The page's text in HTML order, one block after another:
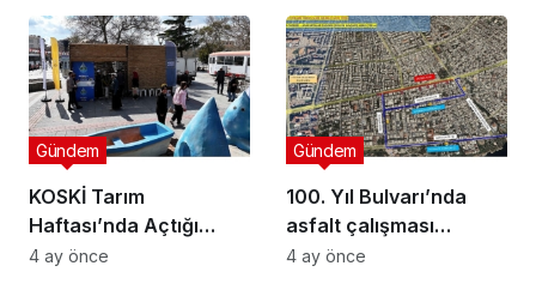
Cinsiyet Eşitliği
Semineri
KOSKİ Tarım
Haftası’nda Açtığı
Stantta Su Tasarrufu
Gündem
4 ay önce
100. Yıl Bulvarı’nda
asfalt çalışması
gerçekleştirilecek
Gündem
4 ay önce